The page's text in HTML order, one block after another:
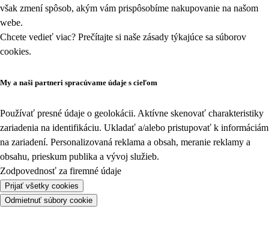
však zmení spôsob, akým vám prispôsobíme nakupovanie na našom
webe.
Chcete vedieť viac? Prečítajte si naše zásady týkajúce sa súborov
cookies.
My a naši partneri spracúvame údaje s cieľom
Používať presné údaje o geolokácii. Aktívne skenovať charakteristiky
zariadenia na identifikáciu. Ukladať a/alebo pristupovať k informáciám
na zariadení. Personalizovaná reklama a obsah, meranie reklamy a
obsahu, prieskum publika a vývoj služieb.
Zodpovednosť za firemné údaje
Prijať všetky cookies
Odmietnuť súbory cookie